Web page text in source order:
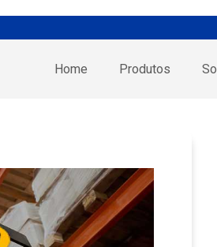
Home Produtos